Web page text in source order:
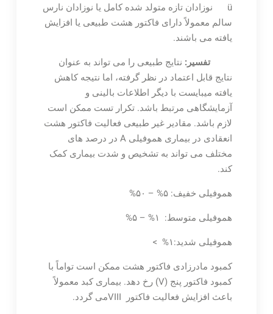
ü نوزادان تازه متولد شده کامل یا نوزادان نارس
سالم معمولاً دارای فاکتور هشت طبیعی یا افزایش
یافته می باشند.
تفسیر: نتایج طبیعی را می تواند به عنوان
نتایج قابل اعتماد در نظر گرفته، اما نتیجه کاهش
یافته میبایست با دیگر اطلاعات بالینی و
آزمایشگاهی مرتبط باشد. تکرار تست ممکن است
لازم باشد. مقادیر غیر طبیعی فعالیت فاکتور هشت
انعقادی در بیماری هموفیلی A در درصد های
مختلف می تواند به تشخیص و شدت بیماری کمک
کند.
هموفیلی خفیف: ۵% – ۵۰%
هموفیلی متوسط: ۱% – ۵%
هموفیلی شدید:۱% >
کمبود مادرزادی فاکتور هشت ممکن است تواماً با
کمبود فاکتور پنج (V) رخ دهد. بیماری کبد معمولاً
باعث افزایش فعالیت فاکتور VIIIمی گردد.